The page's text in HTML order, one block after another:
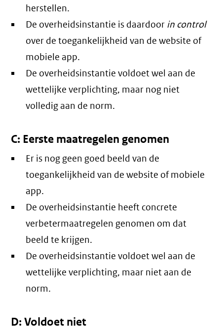
herstellen.
De overheidsinstantie is daardoor in control
over de toegankelijkheid van de website of
mobiele app.
De overheidsinstantie voldoet wel aan de
wettelijke verplichting, maar nog niet
volledig aan de norm.
C: Eerste maatregelen genomen
Er is nog geen goed beeld van de
toegankelijkheid van de website of mobiele
app.
De overheidsinstantie heeft concrete
verbetermaatregelen genomen om dat
beeld te krijgen.
De overheidsinstantie voldoet wel aan de
wettelijke verplichting, maar niet aan de
norm.
D: Voldoet niet